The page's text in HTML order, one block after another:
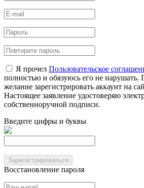
Я прочел Пользовательское
полностью и обязуюсь его не нарушать.
желание зарегистрировать аккаунт на
Настоящее заявление удостоверяю
собственноручной подписи.
Введите цифры и буквы
Зарегистрироваться
Восстановление пароля